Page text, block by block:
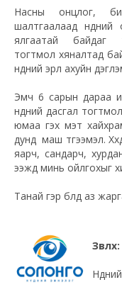
Насны онцлог,
шалтгаалаад
ялгаатай байдаг
тогтмол хяналтад
нүдний эрүүл ахуйн
Эмч 6 сарын дараа
нүдний дасгал
юмаа гэх мэт
дунд маш түгээмэл.
яарч, сандарч,
ээжүүд минь ойлгохыг
Танай гэр бүлд аз
Зөвлөх: